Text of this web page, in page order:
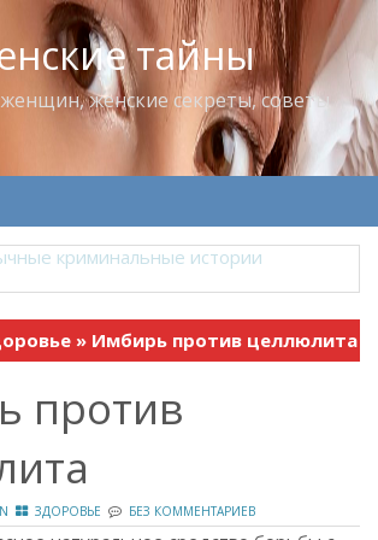
тайны
женские секреты, советы
— повелитель Лоллит
» Имбирь против целлюлита
против
ЗДОРОВЬЕ БЕЗ КОММЕНТАРИЕВ